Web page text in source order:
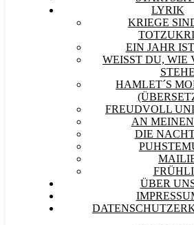
LYRIK
KRIEGE
EIN JAHR
WEISST DU, WIE
TEHEN
HAMLET´S
FREUDVOLL
AN
DIE
ÜBER